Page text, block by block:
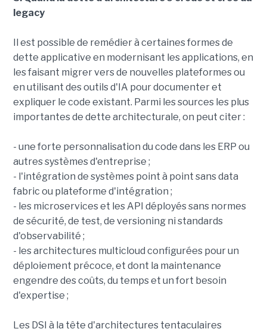
legacy
Il est possible de remédier à certaines formes de
dette applicative en modernisant les applications, en
les faisant migrer vers de nouvelles plateformes ou
en utilisant des outils d'IA pour documenter et
expliquer le code existant. Parmi les sources les plus
importantes de dette architecturale, on peut citer :
- une forte personnalisation du code dans les ERP ou
autres systèmes d'entreprise ;
- l'intégration de systèmes point à point sans data
fabric ou plateforme d'intégration ;
- les microservices et les API déployés sans normes
de sécurité, de test, de versioning ni standards
d'observabilité ;
- les architectures multicloud configurées pour un
déploiement précoce, et dont la maintenance
engendre des coûts, du temps et un fort besoin
d'expertise ;
Les DSI à la tête d'architectures tentaculaires